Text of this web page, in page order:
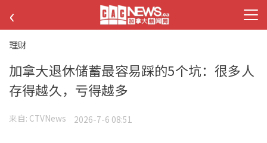
‹
理财
加拿大退休储蓄最容易踩的5个坑：很多人
存得越久，亏得越多
来自: CTVNews 2026-7-6 08:51